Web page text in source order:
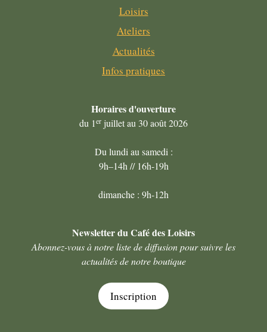
Loisirs
Ateliers
Actualités
Infos pratiques
Horairesd'ouverture
du 1er juillet au 30 août 2026
Du lundi au samedi :
9h–14h // 16h-19h
dimanche : 9h-12h
Newsletter du Café des Loisirs
Abonnez-vous à notre liste de diffusion pour suivre les
actualités de notre boutique
Inscription